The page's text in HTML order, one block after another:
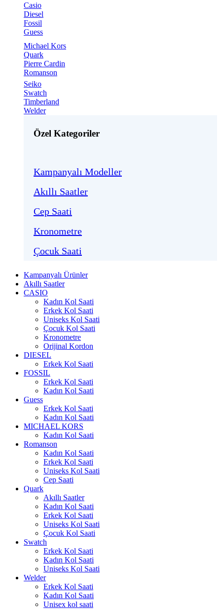
Casio
Diesel
Fossil
Guess
Michael Kors
Quark
Pierre Cardin
Romanson
Seiko
Swatch
Timberland
Welder
Özel Kategoriler
Kampanyalı Modeller
Akıllı Saatler
Cep Saati
Kronometre
Çocuk Saati
Kampanyalı Ürünler
Akıllı Saatler
CASIO
Kadın Kol Saati
Erkek Kol Saati
Uniseks Kol Saati
Çocuk Kol Saati
Kronometre
Orijinal Kordon
DIESEL
Erkek Kol Saati
FOSSIL
Erkek Kol Saati
Kadın Kol Saati
Guess
Erkek Kol Saati
Kadın Kol Saati
MICHAEL KORS
Kadın Kol Saati
Romanson
Kadın Kol Saati
Erkek Kol Saati
Uniseks Kol Saati
Cep Saati
Quark
Akıllı Saatler
Kadın Kol Saati
Erkek Kol Saati
Uniseks Kol Saati
Çocuk Kol Saati
Swatch
Erkek Kol Saati
Kadın Kol Saati
Uniseks Kol Saati
Welder
Erkek Kol Saati
Kadın Kol Saati
Unisex kol saati